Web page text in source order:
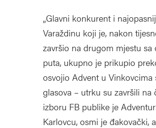
„Glavni konkurent i
Varaždinu koji je, nakon
završio na drugom mjestu sa
puta, ukupno je prikupio
osvojio Advent u Vinkovcima
glasova – utrku su završili
izboru FB publike je
Karlovcu, osmi je đakovački,